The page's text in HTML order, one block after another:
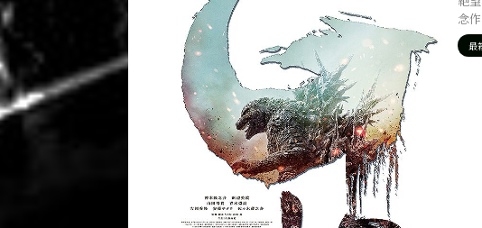
念作
最